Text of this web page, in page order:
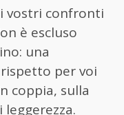
vostri confronti
è escluso
una
per voi
coppia, sulla